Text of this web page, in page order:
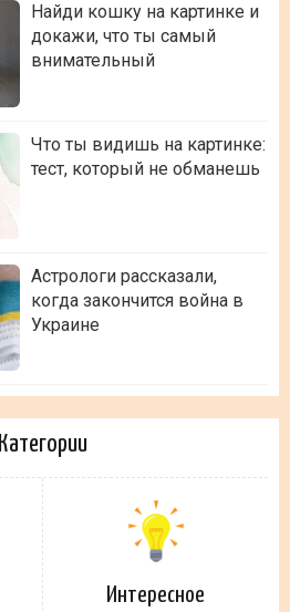
Найди кошку на картинке и
докажи, что ты самый
внимательный
Что ты видишь на картинке:
тест, который не обманешь
Астрологи рассказали,
когда закончится война в
Украине
Категории
Интересное